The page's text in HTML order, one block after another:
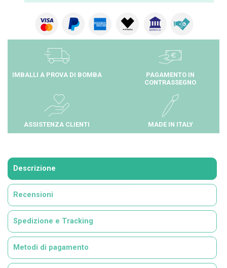
IMBALLI A PROVA DI BOMBA
PAGAMENTO IN
CONTRASSEGNO
ASSISTENZA CLIENTI MADE IN ITALY
Descrizione
Recensioni
Spedizione e Tracking
Metodi di pagamento